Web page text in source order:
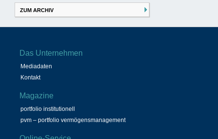
ZUM ARCHIV
Das Unternehmen
Mediadaten
Kontakt
Magazine
portfolio institutionell
pvm – portfolio vermögensmanagement